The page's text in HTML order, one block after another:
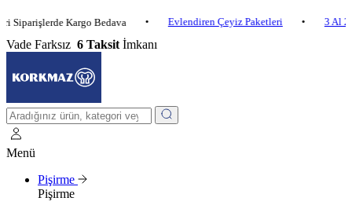
Kargo Bedava • Evlendiren Çeyiz Paketleri • 3 Al 2 Öde
Vade Farksız 6 Taksit İmkanı
Menü
Pişirme
Pişirme